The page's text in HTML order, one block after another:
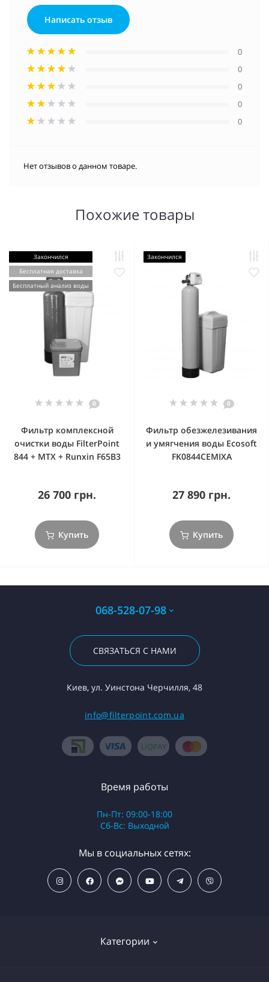
Написать отзыв
0
0
0
0
0
Нет отзывов о данном товаре.
Похожие товары
Закончился
Бесплатная доставка
Бесплатный анализ воды
0
Фильтр комплексной
очистки воды FilterPoint
844 + MTX + Runxin F65B3
26 700 грн.
Купить
Закончился
0
Фильтр обезжелезивания
и умягчения воды Ecosoft
FK0844CEMIXA
27 890 грн.
Купить
068-528-07-98
СВЯЗАТЬСЯ С НАМИ
Киев, ул. Уинстона Черчилля, 48
info@filterpoint.com.ua
Категории
Время работы
Пн-Пт: 09:00-18:00
Сб-Вс: Выходной
Мы в социальных сетях: